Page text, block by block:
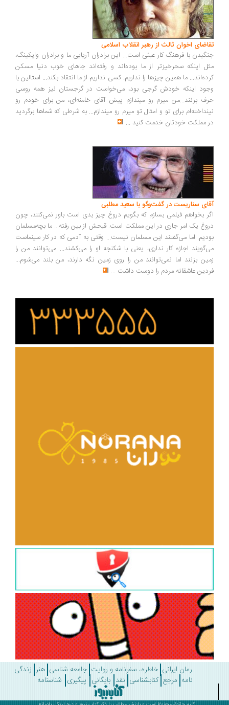
تقاضای اخوان ثالث از رهبر انقلاب اسلامی
جنگیدن با فرهنگ کار عبثی است... این برادران آریایی ما و برادران وایکینگ،
مثل اینکه سحرخیزتر از ما بوده‌اند و رفته‌اند جاهای خوب دنیا مسکن
کرده‌اند... ما همین چیزها را نداریم. کسی نداریم از ما انتقاد بکند... استالین با
وجود اینکه خودش گرجی بود، می‌خواست در گرجستان نیز همه روسی
حرف بزنند...من میرم رو میندازم پیش آقای خامنه‌ای، من برای خودم رو
نینداخته‌ام برای تو و امثال تو میرم رو میندازم... به شرطی که شماها برگردید
در مملکت خودتان خدمت کنید ...
آقای سناریست در گفت‌وگو با سعید مطلبی
اگر بخواهم فیلمی بسازم که بگویم دروغ چیز بدی است باور نمی‌کنند، چون
دروغ یک امر جاری در این مملکت است. قبحش از بین رفته... ما بچه‌مسلمان
بودیم. اما می‌گفتند این مسلمان نیست... وقتی به آدمی که در کار سینماست
می‌گویند اجازه کار نداری، یعنی با شکنجه او را می‌کشند... می‌توانند من را
زمین بزنند اما نمی‌توانند من را روی زمین نگه دارند، من بلند می‌شوم...
فردین عاشقانه مردم را دوست داشت ...
رمان ایرانی خاطره، سفرنامه و روایت جامعه شناسی هنر زندگی
نامه مرجع کتابشناسی نقد بایگانی پیگیری شناسنامه